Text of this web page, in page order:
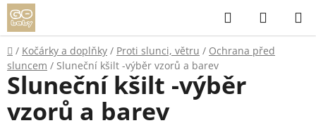
Přejít
na
obsah
Hledat
KOŠÍK
Domů
/ Kočárky a doplňky / Proti slunci, větru / Ochrana před
sluncem / Sluneční kšilt -výběr vzorů a barev
Sluneční kšilt -výběr
vzorů a barev